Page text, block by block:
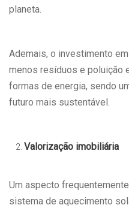
planeta.
Ademais, o investimento
menos resíduos e poluição
formas de energia, sendo
futuro mais sustentável.
Valorização imobiliária
Um aspecto
sistema de aquecimento